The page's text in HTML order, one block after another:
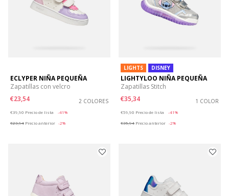
ECLYPER NIÑA PEQUEÑA
Zapatillas con velcro
€23,54
2 COLORES
€39,90 Precio de lista
-41%
€23,94 Precio anterior -2%
LIGHTS DISNEY
LIGHTYLOO NIÑA PEQUEÑA
Zapatillas Stitch
€35,34
1 COLOR
€59,90 Precio de lista
-41%
€35,94 Precio anterior -2%